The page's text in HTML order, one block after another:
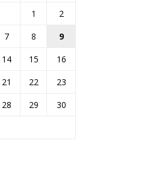
1
2
7 8
9
14 15
16
21 22
23
28 29
30